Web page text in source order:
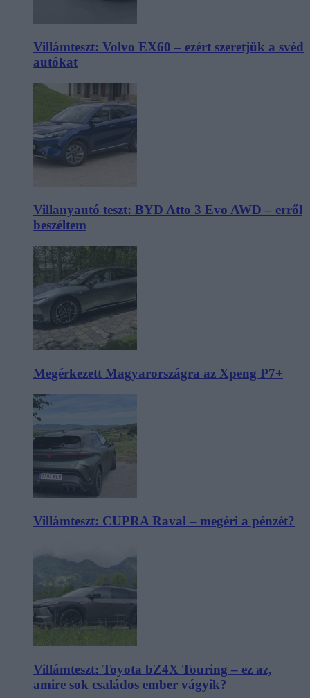
Villámteszt: Volvo EX60 – ezért szeretjük a svéd
autókat
Villanyautó teszt: BYD Atto 3 Evo AWD – erről
beszéltem
Megérkezett Magyarországra az Xpeng P7+
Villámteszt: CUPRA Raval – megéri a pénzét?
Villámteszt: Toyota bZ4X Touring – ez az,
amire sok családos ember vágyik?